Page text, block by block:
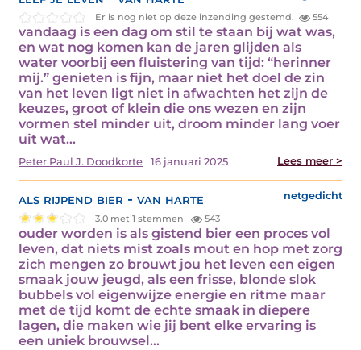
Er is nog niet op deze inzending gestemd. 554
vandaag is een dag om stil te staan bij wat was,
en wat nog komen kan de jaren glijden als
water voorbij een fluistering van tijd: “herinner
mij.” genieten is fijn, maar niet het doel de zin
van het leven ligt niet in afwachten het zijn de
keuzes, groot of klein die ons wezen en zijn
vormen stel minder uit, droom minder lang voer
uit wat…
Peter Paul J. Doodkorte 16 januari 2025 Lees meer >
als rijpend bier - van harte netgedicht
3.0 met 1 stemmen 543
ouder worden is als gistend bier een proces vol
leven, dat niets mist zoals mout en hop met zorg
zich mengen zo brouwt jou het leven een eigen
smaak jouw jeugd, als een frisse, blonde slok
bubbels vol eigenwijze energie en ritme maar
met de tijd komt de echte smaak in diepere
lagen, die maken wie jij bent elke ervaring is
een uniek brouwsel…